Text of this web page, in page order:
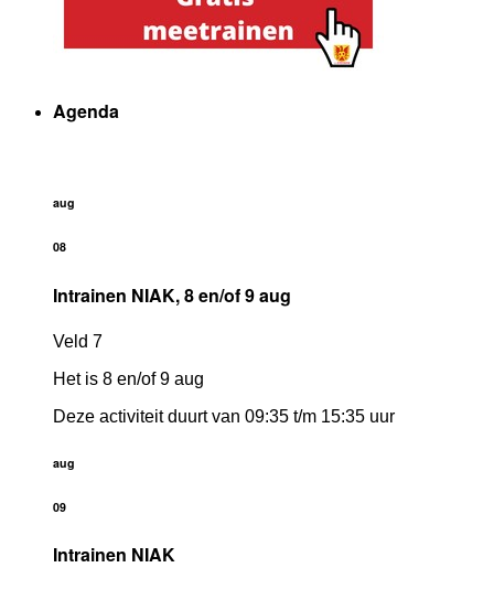
Agenda
aug
08
Intrainen NIAK, 8 en/of 9 aug
Veld 7
Het is 8 en/of 9 aug
Deze activiteit duurt van 09:35 t/m 15:35 uur
aug
09
Intrainen NIAK